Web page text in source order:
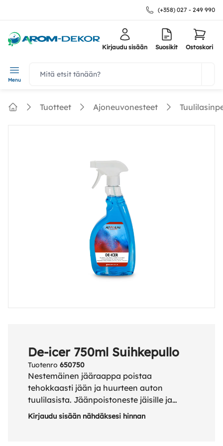
(+358) 027 - 249 990
Menu
Kirjaudu sisään Suosikit Ostoskori
Tuotteet Ajoneuvonesteet
De-icer 750ml Suihkepullo
Tuotenro 650750
Nestemäinen jääraappa poistaa
tehokkaasti jään ja huurteen auton
tuulilasista. Jäänpoistoneste jäisille ja
huurteisille tuulilaseille. Auttaa
Kirjaudu sisään nähdäksesi hinnan